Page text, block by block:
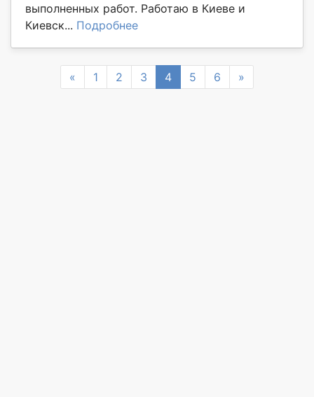
выполненных работ. Работаю в Киеве и
Киевск... Подробнее
« Previous
1 2 3 4 5 6 »